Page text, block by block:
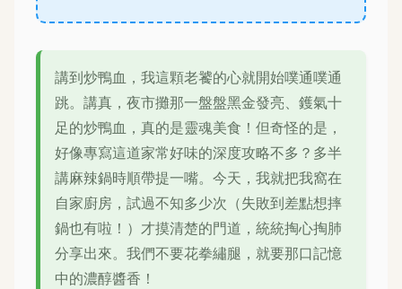
講到炒鴨血，我這顆老饕的心就開始噗通噗通
跳。講真，夜市攤那一盤盤黑金發亮、鑊氣十
足的炒鴨血，真的是靈魂美食！但奇怪的是，
好像專寫這道家常好味的深度攻略不多？多半
講麻辣鍋時順帶提一嘴。今天，我就把我窩在
自家廚房，試過不知多少次（失敗到差點想摔
鍋也有啦！）才摸清楚的門道，統統掏心掏肺
分享出來。我們不要花拳繡腿，就要那口記憶
中的濃醇醬香！